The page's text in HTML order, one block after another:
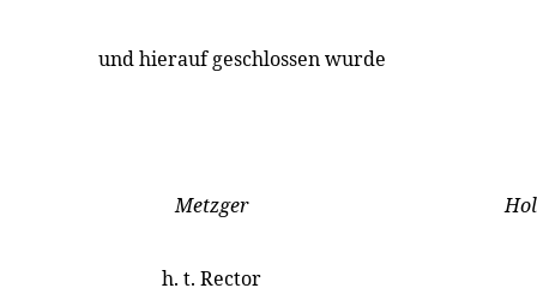
und hierauf geschlossen wurde
Metzger
h. t. Rector